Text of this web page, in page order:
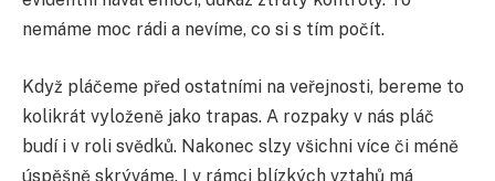
nemáme moc rádi a nevíme, co si s tím počít.
Když pláčeme před ostatními na veřejnosti, bereme to
kolikrát vyloženě jako trapas. A rozpaky v nás pláč
budí i v roli svědků. Nakonec slzy všichni více či méně
úspěšně skrýváme. I v rámci blízkých vztahů má